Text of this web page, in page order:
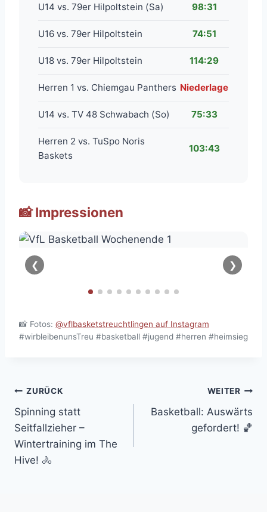
U14 vs. 79er Hilpoltstein (Sa) 98:31
U16 vs. 79er Hilpoltstein 74:51
U18 vs. 79er Hilpoltstein 114:29
Herren 1 vs. Chiemgau Panthers Niederlage
U14 vs. TV 48 Schwabach (So) 75:33
Herren 2 vs. TuSpo Noris
Baskets
103:43
📸 Impressionen
❮ ❯
📸 Fotos: @vflbasketstreuchtlingen auf Instagram
#wirbleibenunsTreu #basketball #jugend #herren #heimsieg
Beitragsnavigation
ZURÜCK
Spinning statt
Seitfallzieher –
Wintertraining im The
Hive! 🚴
WEITER
Basketball: Auswärts
gefordert! 🏀